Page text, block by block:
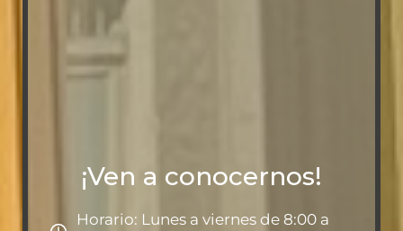
¡Ven a conocernos!
Horario: Lunes a viernes de 8:00 a